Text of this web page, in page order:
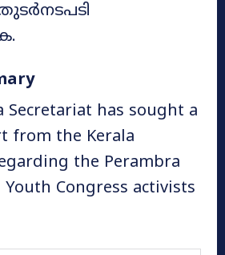
Secretariat has sought a
from the Kerala
the Perambra
Congress activists